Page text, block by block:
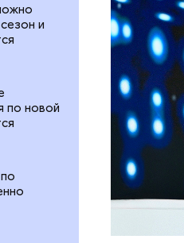
и
по новой
Участки
метро.